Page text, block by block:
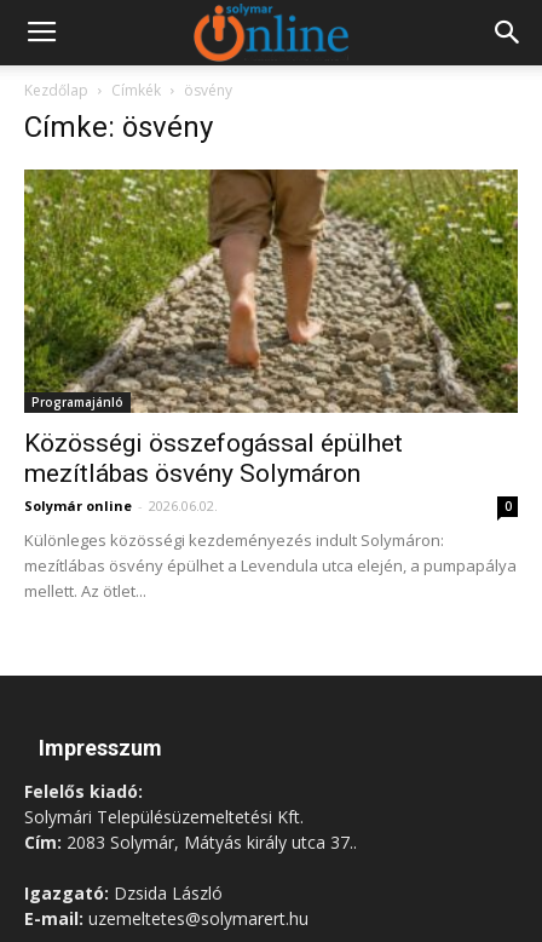
Kezdőlap Címkék ösvény
Címke: ösvény
Programajánló
Közösségi összefogással épülhet
mezítlábas ösvény Solymáron
Solymár online - 2026.06.02. 0
Különleges közösségi kezdeményezés indult Solymáron:
mezítlábas ösvény épülhet a Levendula utca elején, a pumpapálya
mellett. Az ötlet...
Impresszum
Felelős kiadó:
Solymári Településüzemeltetési Kft.
Cím: 2083 Solymár, Mátyás király utca 37..
Igazgató: Dzsida László
E-mail: uzemeltetes@solymarert.hu